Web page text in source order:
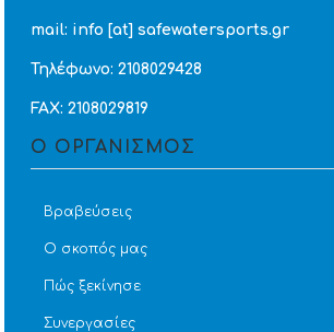
mail: info [at] safewatersports.gr
Τηλέφωνο: 2108029428
FAX: 2108029819
Ο ΟΡΓΑΝΙΣΜΟΣ
Βραβεύσεις
Ο σκοπός μας
Πώς ξεκίνησε
Συνεργασίες